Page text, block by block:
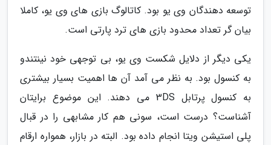
توسعه دهندگان وی یو بود. کاتالوگ بازی های وی یو، کاملا
بیان گر تعداد محدود بازی های ترد پارتی است.
یکی دیگر از دلایل شکست وی یو، بی توجهی خود نینتندو
به کنسول بود. به نظر می آمد آن ها اهمیت بسیار بیشتری
به کنسول پرتابل 3DS می دهند. این موضوع برایتان
آشناست؟ درست است، سونی هم کار مشابهی را در قبال
پلی استیشن ویتا انجام داده بود. البته در بازار، همواره ارقام